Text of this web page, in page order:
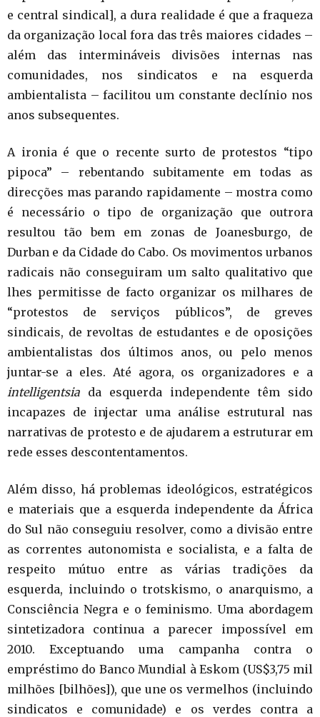
e central sindical], a dura realidade é que a fraqueza
da organização local fora das três maiores cidades –
além das intermináveis divisões internas nas
comunidades, nos sindicatos e na esquerda
ambientalista – facilitou um constante declínio nos
anos subsequentes.
A ironia é que o recente surto de protestos “tipo
pipoca” – rebentando subitamente em todas as
direcções mas parando rapidamente – mostra como
é necessário o tipo de organização que outrora
resultou tão bem em zonas de Joanesburgo, de
Durban e da Cidade do Cabo. Os movimentos urbanos
radicais não conseguiram um salto qualitativo que
lhes permitisse de facto organizar os milhares de
“protestos de serviços públicos”, de greves
sindicais, de revoltas de estudantes e de oposições
ambientalistas dos últimos anos, ou pelo menos
juntar-se a eles. Até agora, os organizadores e a
intelligentsia da esquerda independente têm sido
incapazes de injectar uma análise estrutural nas
narrativas de protesto e de ajudarem a estruturar em
rede esses descontentamentos.
Além disso, há problemas ideológicos, estratégicos
e materiais que a esquerda independente da África
do Sul não conseguiu resolver, como a divisão entre
as correntes autonomista e socialista, e a falta de
respeito mútuo entre as várias tradições da
esquerda, incluindo o trotskismo, o anarquismo, a
Consciência Negra e o feminismo. Uma abordagem
sintetizadora continua a parecer impossível em
2010. Exceptuando uma campanha contra o
empréstimo do Banco Mundial à Eskom (US$3,75 mil
milhões [bilhões]), que une os vermelhos (incluindo
sindicatos e comunidade) e os verdes contra a